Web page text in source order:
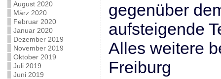
August 2020
März 2020
Februar 2020
Januar 2020
Dezember 2019
November 2019
Oktober 2019
Juli 2019
Juni 2019
gegenüber
aufsteigende
Alles weitere
Freiburg